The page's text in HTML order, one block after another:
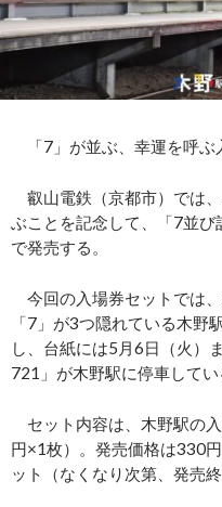
「7」が並ぶ、幸運を呼ぶ
叡山電鉄（京都市）では
ぶことを記念して、「7並
で発売する。
今回の入場券セットでは
「7」が3つ隠れている木野
し、台紙には5月6日（火）
721」が木野駅に停車してい
セット内容は、木野駅の
円×1枚）。発売価格は330
ット（なくなり次第、発売終